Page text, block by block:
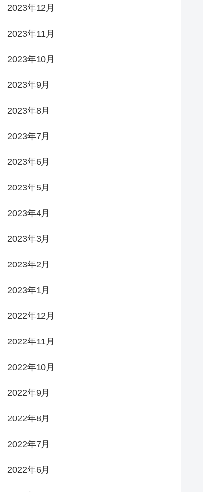
2023年12月
2023年11月
2023年10月
2023年9月
2023年8月
2023年7月
2023年6月
2023年5月
2023年4月
2023年3月
2023年2月
2023年1月
2022年12月
2022年11月
2022年10月
2022年9月
2022年8月
2022年7月
2022年6月